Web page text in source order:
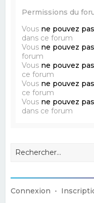
Permissions du
Vous ne pouvez pas
dans ce forum
Vous ne pouvez pas
forum
Vous ne pouvez pas
ce forum
Vous ne pouvez pas
ce forum
Vous ne pouvez pas
dans ce forum
Connexion •